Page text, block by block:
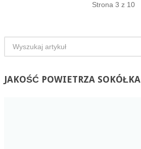
Strona 3 z 10
JAKOŚĆPOWIETRZA SOKÓŁKA